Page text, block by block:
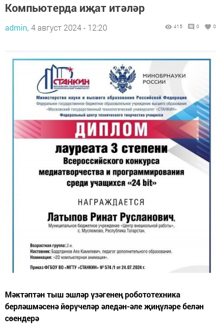
Компьютерда иҗат итәләр
admin, 4 август 2024 - 12:20 415 0 0
Мәктәптән тыш эшләр үзәгенең робототехника
берләшмәсенә йөрүчеләр әледән-әле җиңүләре белән
сөендерә